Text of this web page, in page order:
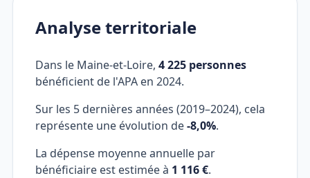
Analyse territoriale
Dans le Maine-et-Loire, 4 225 personnes
bénéficient de l'APA en 2024.
Sur les 5 dernières années (2019–2024), cela
représente une évolution de-8,0%.
La dépense moyenne annuelle par
bénéficiaire est estimée à 1 116 €.